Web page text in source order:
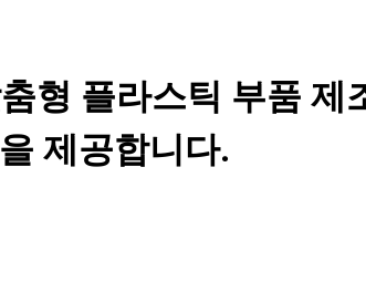
형 플라스틱 부품 제
을 제공합니다.